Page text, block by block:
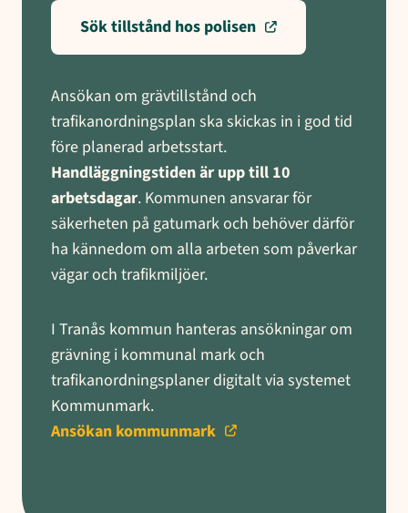
Sök tillstånd hos polisen
Ansökan om grävtillstånd och
trafikanordningsplan ska skickas in i god tid
före planerad arbetsstart.
Handläggningstiden är upp till 10
arbetsdagar. Kommunen ansvarar för
säkerheten på gatumark och behöver därför
ha kännedom om alla arbeten som påverkar
vägar och trafikmiljöer.
I Tranås kommun hanteras ansökningar om
grävning i kommunal mark och
trafikanordningsplaner digitalt via systemet
Kommunmark.
Ansökan kommunmark